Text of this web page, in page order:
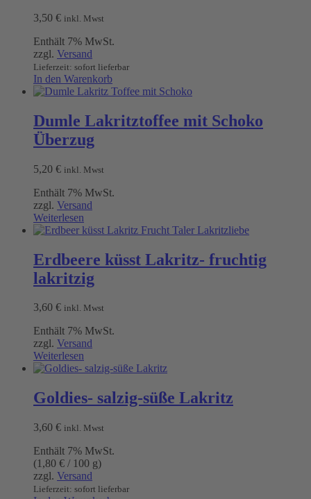
3,50 € inkl. Mwst
Enthält 7% MwSt.
zzgl. Versand
Lieferzeit: sofort lieferbar
In den Warenkorb
Dumle Lakritztoffee mit Schoko
Überzug
5,20 € inkl. Mwst
Enthält 7% MwSt.
zzgl. Versand
Weiterlesen
Erdbeere küsst Lakritz- fruchtig
lakritzig
3,60 € inkl. Mwst
Enthält 7% MwSt.
zzgl. Versand
Weiterlesen
Goldies- salzig-süße Lakritz
3,60 € inkl. Mwst
Enthält 7% MwSt.
(1,80 € / 100 g)
zzgl. Versand
Lieferzeit: sofort lieferbar